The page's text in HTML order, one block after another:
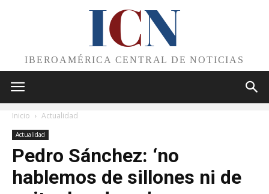
ICN
IBEROAMÉRICA CENTRAL DE NOTICIAS
Inicio Actualidad
Actualidad
Pedro Sánchez: ‘no
hablemos de sillones ni de